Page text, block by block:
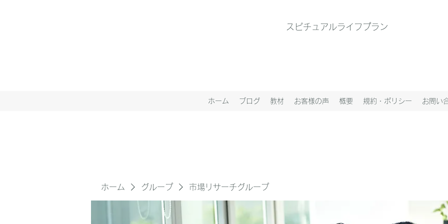
スピチュアルライフプラン
ホーム ブログ 教材 お客様の声 概要 規約・ポリシー お問い
ホーム グループ 市場リサーチグループ